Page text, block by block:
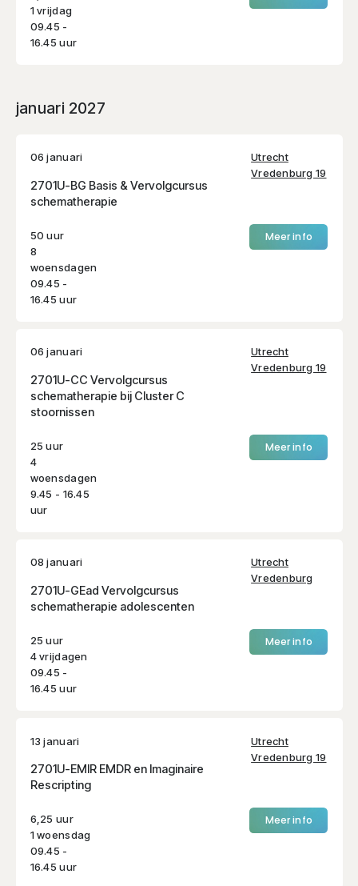
1 vrijdag
09.45 -
16.45 uur
januari 2027
06 januari
Utrecht
Vredenburg 19
2701U-BG Basis & Vervolgcursus
schematherapie
50 uur
8
woensdagen
09.45 -
16.45 uur
Meer info
06 januari
Utrecht
Vredenburg 19
2701U-CC Vervolgcursus
schematherapie bij Cluster C
stoornissen
25 uur
4
woensdagen
9.45 - 16.45
uur
Meer info
08 januari
Utrecht
Vredenburg
2701U-GEad Vervolgcursus
schematherapie adolescenten
25 uur
4 vrijdagen
09.45 -
16.45 uur
Meer info
13 januari
Utrecht
Vredenburg 19
2701U-EMIR EMDR en Imaginaire
Rescripting
6,25 uur
1 woensdag
09.45 -
16.45 uur
Meer info